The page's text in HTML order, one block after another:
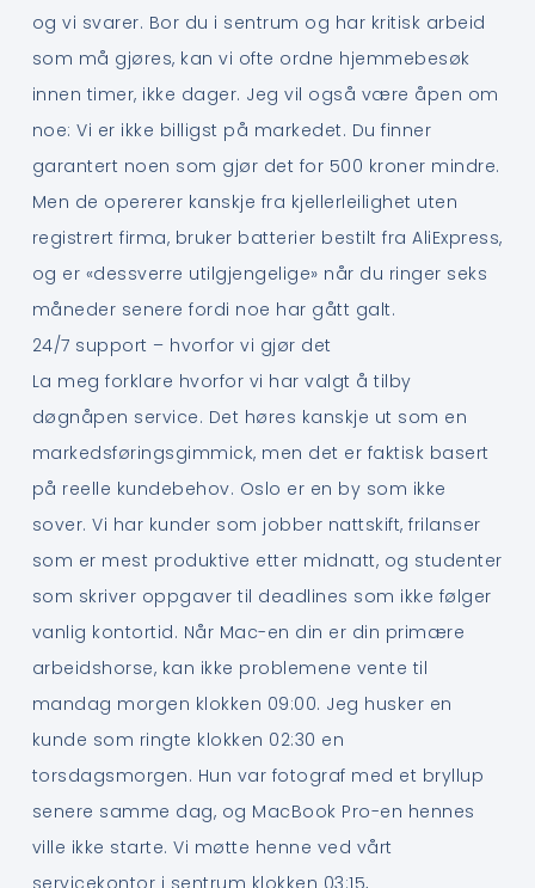
og vi svarer. Bor du i sentrum og har kritisk arbeid
som må gjøres, kan vi ofte ordne hjemmebesøk
innen timer, ikke dager. Jeg vil også være åpen om
noe: Vi er ikke billigst på markedet. Du finner
garantert noen som gjør det for 500 kroner mindre.
Men de opererer kanskje fra kjellerleilighet uten
registrert firma, bruker batterier bestilt fra AliExpress,
og er «dessverre utilgjengelige» når du ringer seks
måneder senere fordi noe har gått galt.
24/7 support – hvorfor vi gjør det
La meg forklare hvorfor vi har valgt å tilby
døgnåpen service. Det høres kanskje ut som en
markedsføringsgimmick, men det er faktisk basert
på reelle kundebehov. Oslo er en by som ikke
sover. Vi har kunder som jobber nattskift, frilanser
som er mest produktive etter midnatt, og studenter
som skriver oppgaver til deadlines som ikke følger
vanlig kontortid. Når Mac-en din er din primære
arbeidshorse, kan ikke problemene vente til
mandag morgen klokken 09:00. Jeg husker en
kunde som ringte klokken 02:30 en
torsdagsmorgen. Hun var fotograf med et bryllup
senere samme dag, og MacBook Pro-en hennes
ville ikke starte. Vi møtte henne ved vårt
servicekontor i sentrum klokken 03:15,